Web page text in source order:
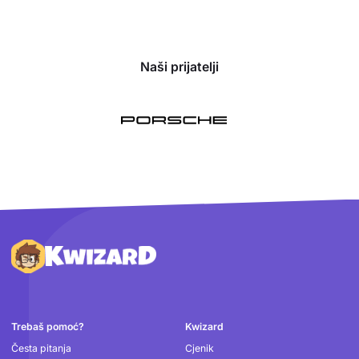
Naši prijatelji
Podnožje
Trebaš pomoć?
Česta pitanja
Kwizard
Cjenik